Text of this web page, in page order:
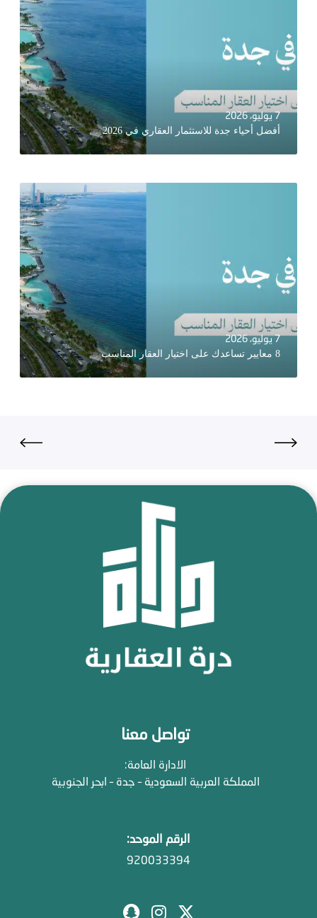
7 يوليو، 2026
أفضل أحياء جدة للاستثمار العقاري في 2026
7 يوليو، 2026
8 معايير تساعدك على اختيار العقار المناسب
تواصل معنا
الادارة العامة:
المملكة العربية السعودية – جدة – ابحر الجنوبية
الرقم الموحد:
920033394